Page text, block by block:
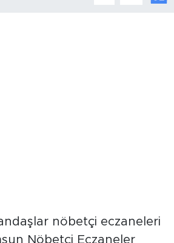
nöbetçi eczaneleri
Nöbetçi Eczaneler